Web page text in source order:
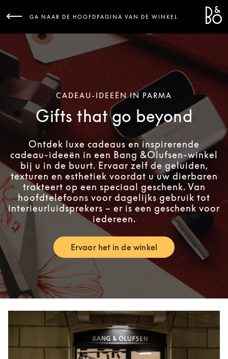
GA NAAR DE HOOFDPAGINA VAN DE WINKEL
CADEAU-IDEEËN IN PARMA
Gifts that go beyond
Ontdek luxe cadeaus en inspirerende
cadeau-ideeën in een Bang &Olufsen-winkel
bij u in de buurt. Ervaar zelf de geluiden,
texturen en esthetiek voordat u uw dierbaren
trakteert op een speciaal geschenk. Van
hoofdtelefoons voor dagelijks gebruik tot
interieurluidsprekers – er is een geschenk voor
iedereen.
Ervaar het in de winkelLink Opens in New Tab